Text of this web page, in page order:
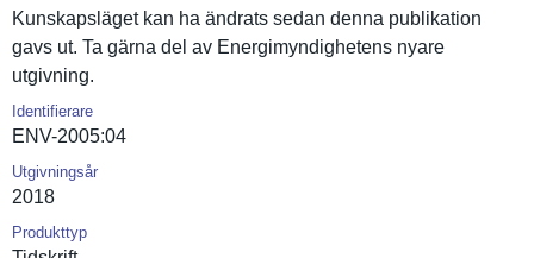
Kunskapslä­get kan ha ändrats sedan denna publikatio­n
gavs ut. Ta gärna del av Energimynd­ighetens nyare
utgivning.
Identifierare
ENV-2005:04
Utgivningsår
2018
Produkttyp